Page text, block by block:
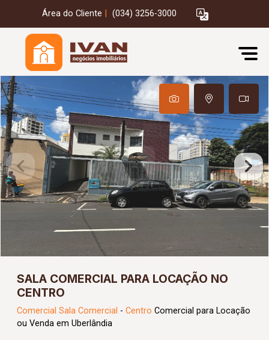
Área do Cliente (034) 3256-3000
SALA COMERCIAL PARA LOCAÇÃO NO
CENTRO
Comercial Sala Comercial - Centro Comercial para Locação
ou Venda em Uberlândia